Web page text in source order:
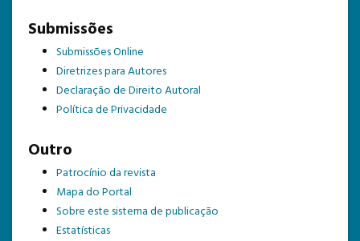
Submissões
Submissões Online
Diretrizes para Autores
Declaração de Direito Autoral
Política de Privacidade
Outro
Patrocínio da revista
Mapa do Portal
Sobre este sistema de publicação
Estatísticas